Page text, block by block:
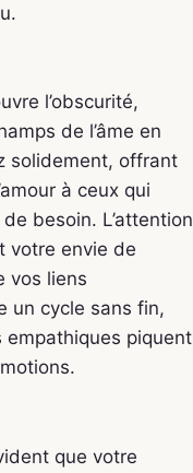
l’obscurité,
de l’âme en
solidement, offrant
à ceux qui
besoin. L’attention
votre envie de
vos liens
un cycle sans fin,
piquent
que votre